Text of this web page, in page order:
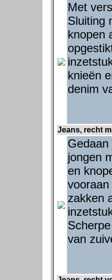
Met
Sluiting
knopen
knieën
denim
Jeans, recht
jongen
en
zakken
van